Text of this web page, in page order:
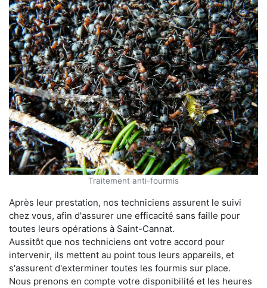
Traitement anti-fourmis
Après leur prestation, nos techniciens assurent le suivi
chez vous, afin d'assurer une efficacité sans faille pour
toutes leurs opérations à Saint-Cannat.
Aussitôt que nos techniciens ont votre accord pour
intervenir, ils mettent au point tous leurs appareils, et
s'assurent d'exterminer toutes les fourmis sur place.
Nous prenons en compte votre disponibilité et les heures